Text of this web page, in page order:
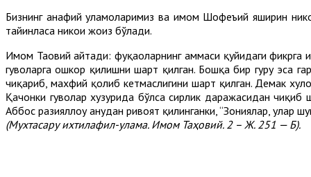
Бизнинг ҳанафий уламоларимиз ва имом Шофеъий яширин
тайинласа никоҳи жоиз бўлади.
Имом Таҳовий айтади: фуқаҳоларнинг ҳаммаси қуйидаги
гувоҳларга ошкор қилишни шарт қилган. Бошқа бир гуруҳ эса
чиқариб, махфий қолиб кетмаслигини шарт қилган. Демак
Қачонки гувоҳлар хузурида бўлса сирлик даражасидан
Аббос разияллоҳу анҳудан ривоят қилинганки, “Зониялар, улар
(Мухтасару ихтилафил-улама. Имом Таҳовий. 2 – Ж. 251 — Б).